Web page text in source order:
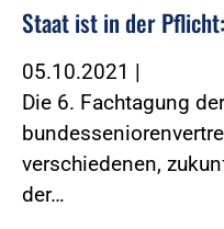
Staat ist in der
05.10.2021 |
Die 6. Fachtagung
verschiedenen,
der…